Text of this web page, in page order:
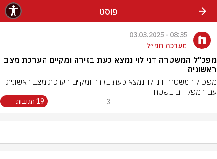
פוסט
08:35 - 03.03.2025
מערכת חמ״ל
מפכ"ל המשטרה דני לוי נמצא כעת בזירה ומקיים הערכת מצב
ראשונית
עם המפקדים בשטח .
3 19 תגובות